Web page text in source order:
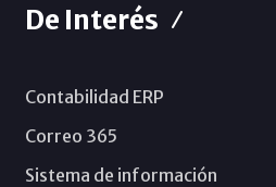
De Interés
Contabilidad ERP
Correo 365
Sistema de información